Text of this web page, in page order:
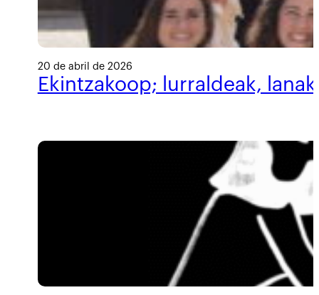
20 de abril de 2026
Ekintzakoop; lurraldeak,